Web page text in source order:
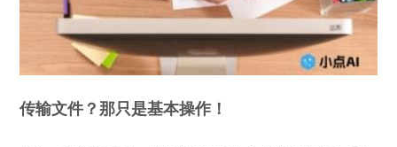
传输文件？那只是基本操作！